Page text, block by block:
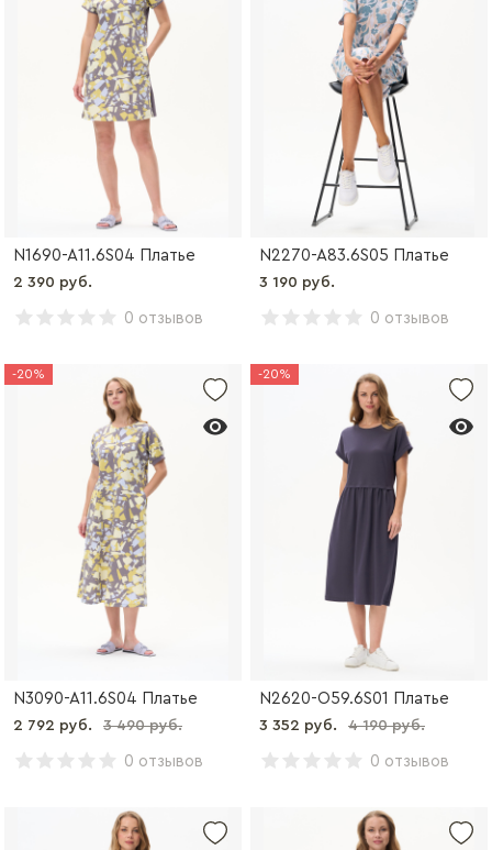
N1690-A11.6S04 Платье
2 390 руб.
0 отзывов
N2270-A83.6S05 Платье
3 190 руб.
0 отзывов
-20%
N3090-A11.6S04 Платье
2 792 руб. 3 490 руб.
0 отзывов
-20%
N2620-O59.6S01 Платье
3 352 руб. 4 190 руб.
0 отзывов